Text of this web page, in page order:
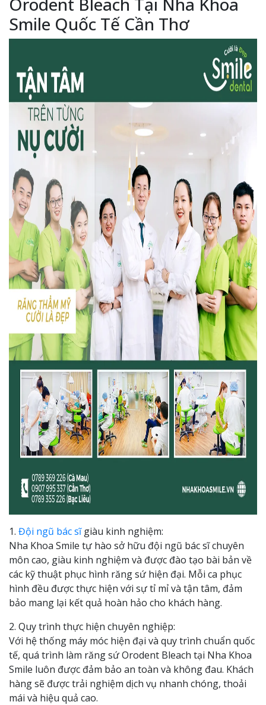
Smile Quốc Tế Cần Thơ
1. Đội ngũ bác sĩgiàu kinh nghiệm:
Nha Khoa Smile tự hào sở hữu đội ngũ bác sĩ chuyên
môn cao, giàu kinh nghiệm và được đào tạo bài bản về
các kỹ thuật phục hình răng sứ hiện đại. Mỗi ca phục
hình đều được thực hiện với sự tỉ mỉ và tận tâm, đảm
bảo mang lại kết quả hoàn hảo cho khách hàng.
2. Quy trình thực hiện chuyên nghiệp:
Với hệ thống máy móc hiện đại và quy trình chuẩn quốc
tế, quá trình làm răng sứ Orodent Bleach tại Nha Khoa
Smile luôn được đảm bảo an toàn và không đau. Khách
hàng sẽ được trải nghiệm dịch vụ nhanh chóng, thoải
mái và hiệu quả cao.